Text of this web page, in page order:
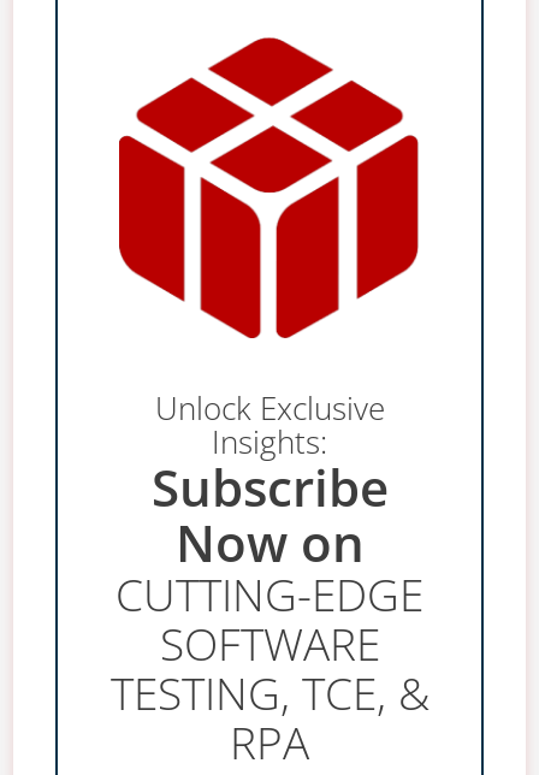
Unlock Exclusive
Insights:
Subscribe
Now on
CUTTING-EDGE
SOFTWARE
TESTING, TCE, &
RPA